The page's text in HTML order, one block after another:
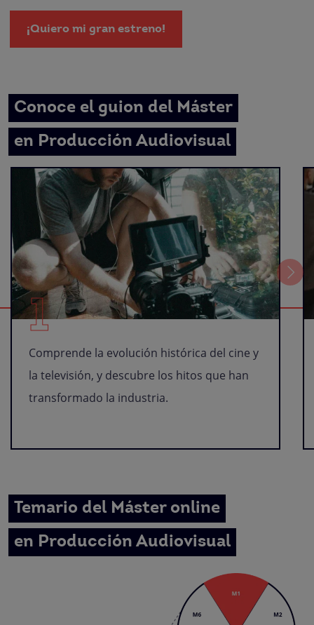
¡Quiero mi gran estreno!
Conoce el guion del Máster
en Producción Audiovisual
1
Comprende la evolución histórica del cine y
la televisión, y descubre los hitos que han
transformado la industria.
Temario del Máster online
en Producción Audiovisual